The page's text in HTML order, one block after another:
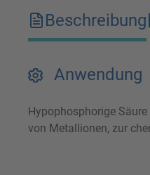
Beschreibung
Anwendung
Hypophosphorige
von Metallionen, zur